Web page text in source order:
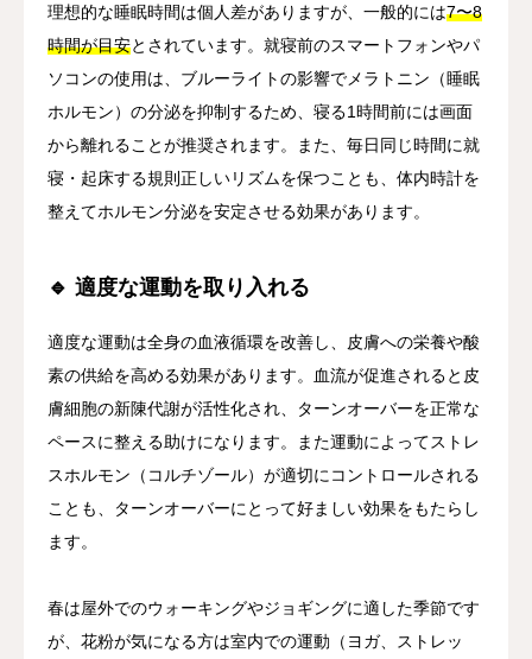
理想的な睡眠時間は個人差がありますが、一般的には7〜8
時間が目安とされています。就寝前のスマートフォンやパ
ソコンの使用は、ブルーライトの影響でメラトニン（睡眠
ホルモン）の分泌を抑制するため、寝る1時間前には画面
から離れることが推奨されます。また、毎日同じ時間に就
寝・起床する規則正しいリズムを保つことも、体内時計を
整えてホルモン分泌を安定させる効果があります。
🔹 適度な運動を取り入れる
適度な運動は全身の血液循環を改善し、皮膚への栄養や酸
素の供給を高める効果があります。血流が促進されると皮
膚細胞の新陳代謝が活性化され、ターンオーバーを正常な
ペースに整える助けになります。また運動によってストレ
スホルモン（コルチゾール）が適切にコントロールされる
ことも、ターンオーバーにとって好ましい効果をもたらし
ます。
春は屋外でのウォーキングやジョギングに適した季節です
が、花粉が気になる方は室内での運動（ヨガ、ストレッ